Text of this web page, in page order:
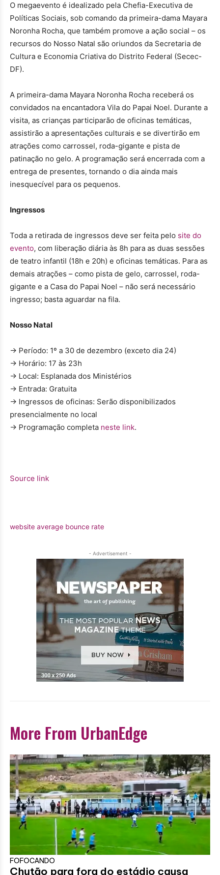
O megaevento é idealizado pela Chefia-Executiva de
Políticas Sociais, sob comando da primeira-dama Mayara
Noronha Rocha, que também promove a ação social – os
recursos do Nosso Natal são oriundos da Secretaria de
Cultura e Economia Criativa do Distrito Federal (Secec-
DF).
A primeira-dama Mayara Noronha Rocha receberá os
convidados na encantadora Vila do Papai Noel. Durante a
visita, as crianças participarão de oficinas temáticas,
assistirão a apresentações culturais e se divertirão em
atrações como carrossel, roda-gigante e pista de
patinação no gelo. A programação será encerrada com a
entrega de presentes, tornando o dia ainda mais
inesquecível para os pequenos.
Ingressos
Toda a retirada de ingressos deve ser feita pelo site do
evento, com liberação diária às 8h para as duas sessões
de teatro infantil (18h e 20h) e oficinas temáticas. Para as
demais atrações – como pista de gelo, carrossel, roda-
gigante e a Casa do Papai Noel – não será necessário
ingresso; basta aguardar na fila.
Nosso Natal
→ Período: 1º a 30 de dezembro (exceto dia 24)
→ Horário: 17 às 23h
→ Local: Esplanada dos Ministérios
→ Entrada: Gratuita
→ Ingressos de oficinas: Serão disponibilizados
presencialmente no local
→ Programação completa neste link.
Source link
website average bounce rate
- Advertisement -
More From UrbanEdge
FOFOCANDO
Chutão para fora do estádio causa